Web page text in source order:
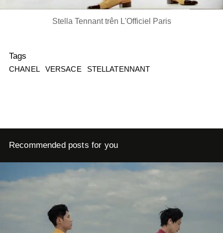
Stella Tennant trên L'Officiel Paris
Tags
CHANEL VERSACE STELLATENNANT
Recommended posts for you